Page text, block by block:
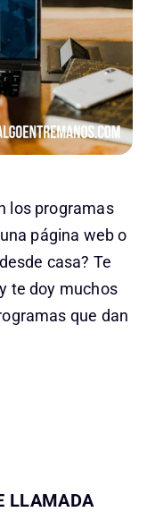
los programas
página web o
casa? Te
te doy muchos
que dan
LLAMADA